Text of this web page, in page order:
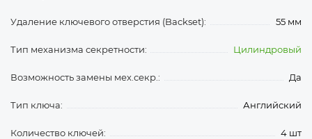
Удаление ключевого отверстия (Backset): 55 мм
Тип механизма секретности: Цилиндровый
Возможность замены мех.секр.: Да
Тип ключа: Английский
Количество ключей: 4 шт